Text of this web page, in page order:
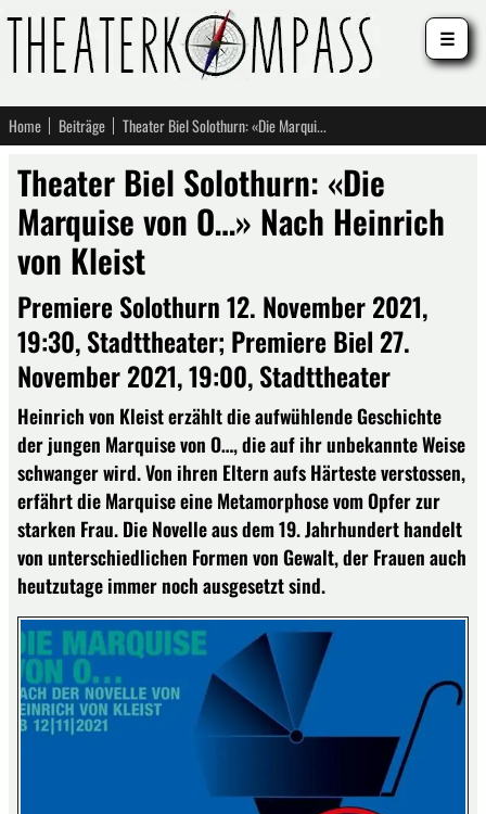
Home Beiträge Theater Biel Solothurn: «Die Marquise von O…» Nach Heinrich von Kleist
Theater Biel Solothurn: «Die
Marquise von O…» Nach Heinrich
von Kleist
Premiere Solothurn 12. November 2021,
19:30, Stadttheater; Premiere Biel 27.
November 2021, 19:00, Stadttheater
Heinrich von Kleist erzählt die aufwühlende Geschichte
der jungen Marquise von O…, die auf ihr unbekannte Weise
schwanger wird. Von ihren Eltern aufs Härteste verstossen,
erfährt die Marquise eine Metamorphose vom Opfer zur
starken Frau. Die Novelle aus dem 19. Jahrhundert handelt
von unterschiedlichen Formen von Gewalt, der Frauen auch
heutzutage immer noch ausgesetzt sind.
☰